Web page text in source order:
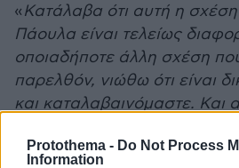
Protothema - Do Not Process
Information
«Κατάλαβα ότι αυτή η
Πάουλα είναι τελείως
οποιαδήποτε άλλη σχέση
παρελθόν, νιώθω ότι είναι
και καταλαβαινόμαστε. Και
περισσότερη αξία σε
θέλω δίπλα μου όσο πιο